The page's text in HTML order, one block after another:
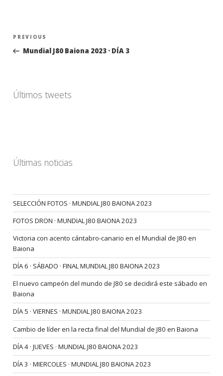
Navegación
entradas
Previous
Post
PREVIOUS
Mundial J80 Baiona 2023 · DÍA 3
Últimos tweets
Últimas noticias
SELECCIÓN FOTOS · MUNDIAL J80 BAIONA 2023
FOTOS DRON · MUNDIAL J80 BAIONA 2023
Victoria con acento cántabro-canario en el Mundial de J80 en
Baiona
DÍA 6 · SÁBADO · FINAL MUNDIAL J80 BAIONA 2023
El nuevo campeón del mundo de J80 se decidirá este sábado en
Baiona
DÍA 5 · VIERNES · MUNDIAL J80 BAIONA 2023
Cambio de líder en la recta final del Mundial de J80 en Baiona
DÍA 4 · JUEVES · MUNDIAL J80 BAIONA 2023
DÍA 3 · MIERCOLES · MUNDIAL J80 BAIONA 2023